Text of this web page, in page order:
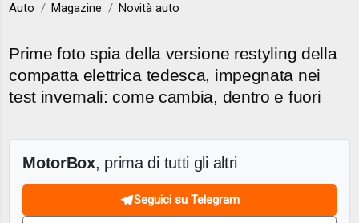
Auto Magazine Novità auto
Prime foto spia della versione restyling della
compatta elettrica tedesca, impegnata nei
test invernali: come cambia, dentro e fuori
MotorBox, prima di tutti gli altri
Seguici su Telegram